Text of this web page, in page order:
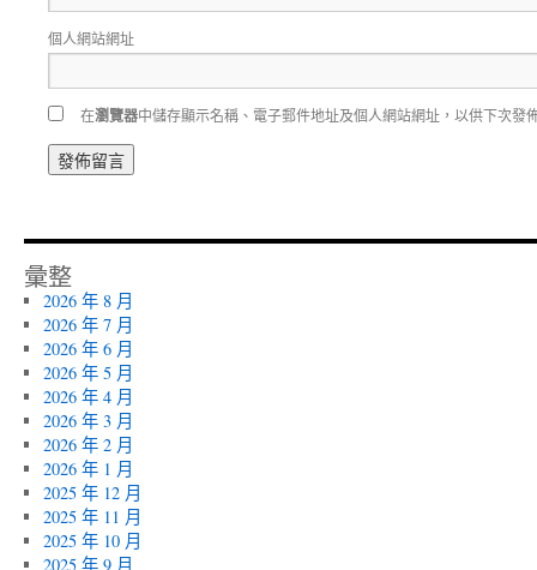
個人網站網址
在瀏覽器中儲存顯示名稱、電子郵件地址及個人網站網址，以供下次發
彙整
2026 年 8 月
2026 年 7 月
2026 年 6 月
2026 年 5 月
2026 年 4 月
2026 年 3 月
2026 年 2 月
2026 年 1 月
2025 年 12 月
2025 年 11 月
2025 年 10 月
2025 年 9 月